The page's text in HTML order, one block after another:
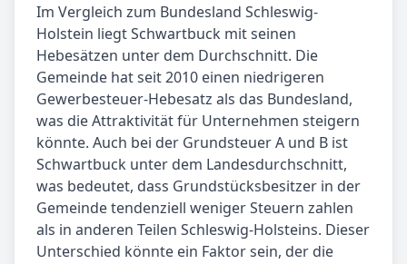
Im Vergleich zum Bundesland Schleswig-
Holstein liegt Schwartbuck mit seinen
Hebesätzen unter dem Durchschnitt. Die
Gemeinde hat seit 2010 einen niedrigeren
Gewerbesteuer-Hebesatz als das Bundesland,
was die Attraktivität für Unternehmen steigern
könnte. Auch bei der Grundsteuer A und B ist
Schwartbuck unter dem Landesdurchschnitt,
was bedeutet, dass Grundstücksbesitzer in der
Gemeinde tendenziell weniger Steuern zahlen
als in anderen Teilen Schleswig-Holsteins. Dieser
Unterschied könnte ein Faktor sein, der die